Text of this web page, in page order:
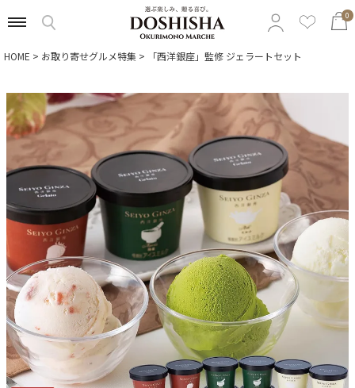
0
特集から選ぶ
予算から選ぶ
カテゴリから選ぶ
贈る相手から選ぶ
HOME お取り寄せグルメ特集 「西洋銀座」監修 ジェラートセット